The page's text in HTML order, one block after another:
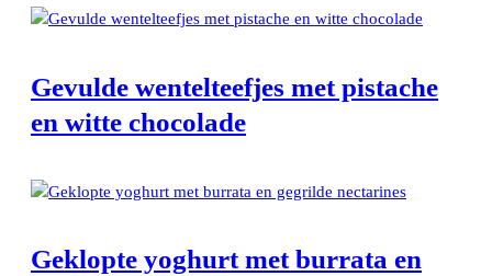
Gevulde wentelteefjes met pistache
en witte chocolade
Geklopte yoghurt met burrata en